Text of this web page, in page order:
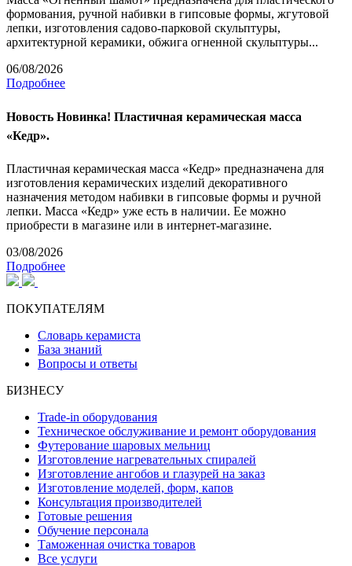
формования, ручной набивки в гипсовые формы, жгутовой
лепки, изготовления садово-парковой скульптуры,
архитектурной керамики, обжига огненной скульптуры...
06/08/2026
Подробнее
Новость Новинка! Пластичная керамическая масса
«Кедр».
Пластичная керамическая масса «Кедр» предназначена для
изготовления керамических изделий декоративного
назначения методом набивки в гипсовые формы и ручной
лепки. Масса «Кедр» уже есть в наличии. Ее можно
приобрести в магазине или в интернет-магазине.
03/08/2026
Подробнее
ПОКУПАТЕЛЯМ
Словарь керамиста
База знаний
Вопросы и ответы
БИЗНЕСУ
Trade-in оборудования
Техническое обслуживание и ремонт оборудования
Футерование шаровых мельниц
Изготовление нагревательных спиралей
Изготовление ангобов и глазурей на заказ
Изготовление моделей, форм, капов
Консультация производителей
Готовые решения
Обучение персонала
Таможенная очистка товаров
Все услуги